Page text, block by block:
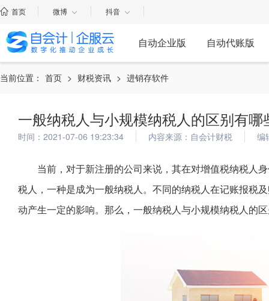
首页 微博 抖音
自动企业版 自动代账版
当前位置： 首页 > 财税资讯 > 进销存软件
一般纳税人与小规模纳税人的区别有哪
时间：2021-07-06 19:23:34 内容来源：自会计财税 编
当前，对于新注册的公司来说，其在对增值税纳税人
税人，一种是成为一般纳税人。不同的纳税人在记账报税
动产生一定的影响。那么，一般纳税人与小规模纳税人的